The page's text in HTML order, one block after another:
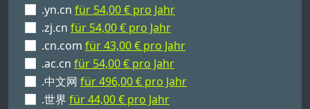
.yn.cn für 54,00 € pro Jahr
.zj.cn für 54,00 € pro Jahr
.cn.com für 43,00 € pro Jahr
.ac.cn für 54,00 € pro Jahr
.中文网 für 496,00 € pro Jahr
.世界 für 44,00 € pro Jahr